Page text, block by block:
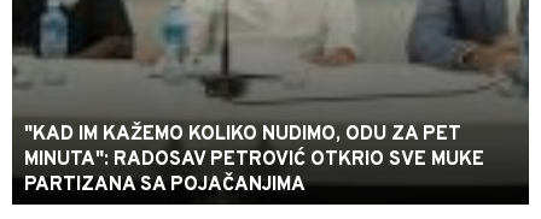
"KAD IM KAŽEMO KOLIKO NUDIMO, ODU ZA PET
MINUTA": RADOSAV PETROVIĆ OTKRIO SVE MUKE
PARTIZANA SA POJAČANJIMA